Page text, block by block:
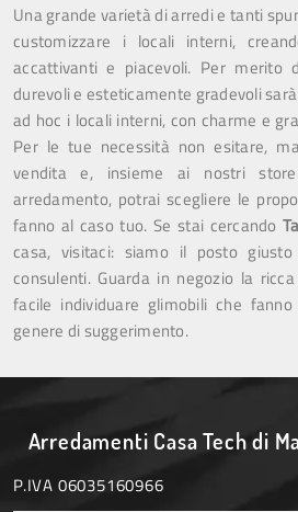
Una grande varietà di arredi e tanti
customizzare i locali interni,
accattivanti e piacevoli. Per merito
durevoli e esteticamente gradevoli
ad hoc i locali interni, con charme e
Per le tue necessità non esitare,
vendita e, insieme ai nostri
arredamento, potrai scegliere le
fanno al caso tuo. Se stai cercando
casa, visitaci: siamo il posto
consulenti. Guarda in negozio la
facile individuare glimobili che
genere di suggerimento.
Arredamenti Casa Tech di
P.IVA 06035160966